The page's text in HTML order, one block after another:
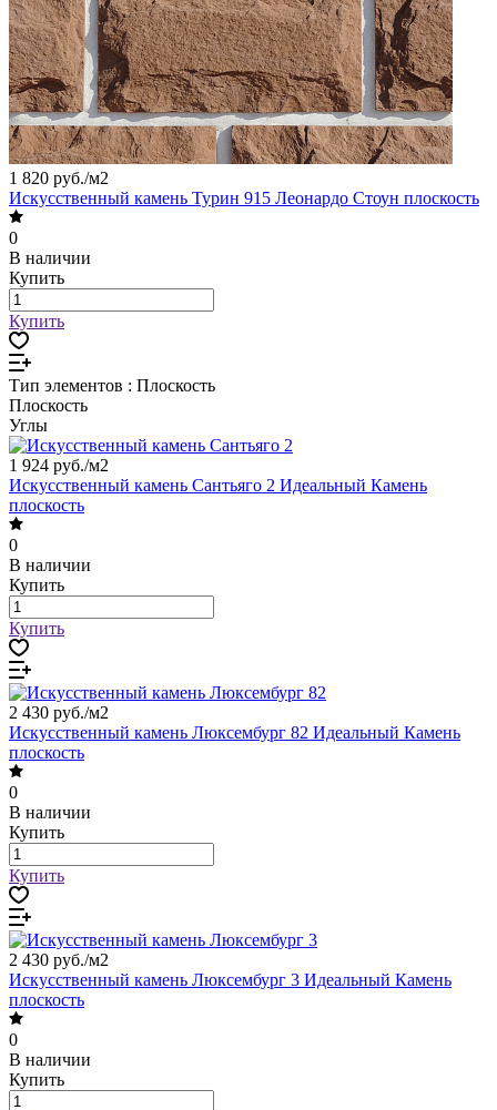
1 820 руб./м2
Искусственный камень Турин 915 Леонардо Стоун плоскость
0
В наличии
Купить
Купить
Тип элементов : Плоскость
Плоскость
Углы
1 924 руб./м2
Искусственный камень Сантьяго 2 Идеальный Камень
плоскость
0
В наличии
Купить
Купить
2 430 руб./м2
Искусственный камень Люксембург 82 Идеальный Камень
плоскость
0
В наличии
Купить
Купить
2 430 руб./м2
Искусственный камень Люксембург 3 Идеальный Камень
плоскость
0
В наличии
Купить